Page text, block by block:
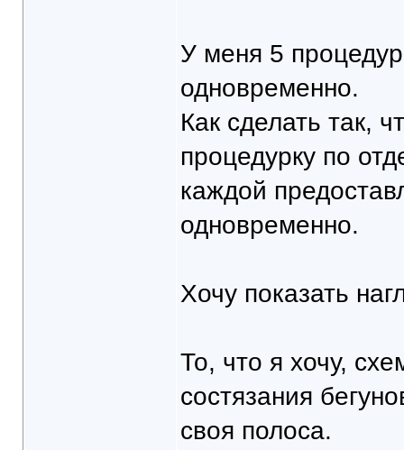
У меня 5
одновременно.
Как сделать так,
процедурку по
каждой
одновременно.
Хочу показать
То, что я хочу,
состязания
своя полоса.